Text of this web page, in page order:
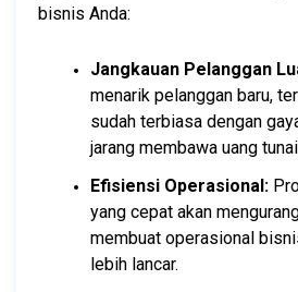
bisnis Anda:
Jangkauan Pelanggan
menarik pelanggan baru,
sudah terbiasa dengan
jarang membawa uang
Efisiensi Operasional:
yang cepat akan
membuat operasional
lebih lancar.